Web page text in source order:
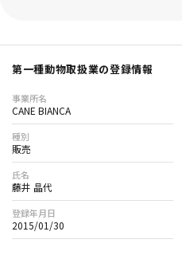
第一種動物取扱業の登録情報
事業所名
CANE BIANCA
種別
販売
氏名
藤井 晶代
登録年月日
2015/01/30